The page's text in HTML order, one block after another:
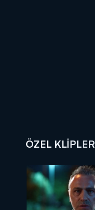
ÖZEL KLİPLER